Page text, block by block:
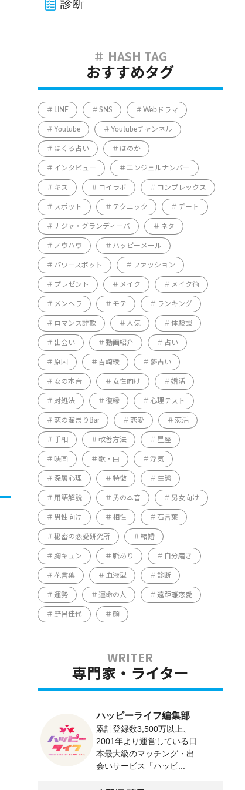
診断
おすすめタグ
LINE SNS Webドラマ
Youtube Youtubeチャンネル
ほくろ占い ほのか
インタビュー エンジェルナンバー
キス コイラボ コンプレックス
スポット テクニック デート
ナジャ・グランディーバ ネタ
ノウハウ ハッピーメール
パワースポット ファッション
プレゼント メイク メイク術
メンヘラ モテ ランキング
ロマンス詐欺 人気 体験談
出会い 動画紹介 占い
原因 吉崎綾 夢占い
女の本音 女性向け 婚活
対処法 復縁 心理テスト
恋の溜まりBar 恋愛 恋活
手相 改善方法 星座
映画 歌・曲 浮気
深層心理 特徴 生態
用語解説 男の本音 男女向け
男性向け 相性 石言葉
秘密の恋愛研究所 結婚
胸キュン 脈あり 自分磨き
花言葉 血液型 診断
運勢 運命の人 遠距離恋愛
野呂佳代 顔
専門家・ライター
ハッピーライフ編集部
累計登録数3,500万以上、
2001年より運営している日
本最大級のマッチング・出
会いサービス「ハッピ...